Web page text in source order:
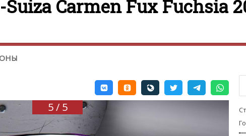
Carmen Fux Fuchsia
Девушки и автомобили
Девушки и мото
Список мировых автосалонов
5 / 5